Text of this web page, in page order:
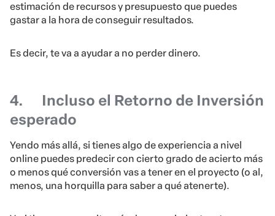
estimación de recursos y presupuesto que puedes
gastar a la hora de conseguir resultados.
Es decir, te va a ayudar a no perder dinero.
4.
Incluso el Retorno de Inversión
esperado
Yendo más allá, si tienes algo de experiencia a nivel
online puedes predecir con cierto grado de acierto más
o menos qué conversión vas a tener en el proyecto (o al,
menos, una horquilla para saber a qué atenerte).